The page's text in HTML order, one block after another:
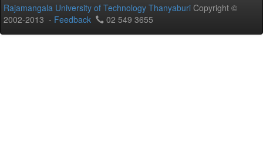
Rajamangala University of Technology Thanyaburi Copyright ©
2002-2013 - Feedback 02 549 3655